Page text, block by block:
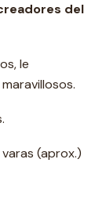
del
le
(aprox.)